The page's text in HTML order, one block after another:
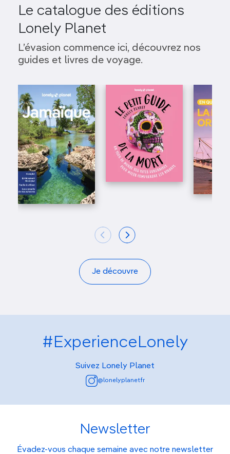
Le catalogue des éditions
Lonely Planet
L’évasion commence ici, découvrez nos
guides et livres de voyage.
Je découvre
#ExperienceLonely
Suivez Lonely Planet
@lonelyplanetfr
Newsletter
Évadez-vous chaque semaine avec notre newsletter